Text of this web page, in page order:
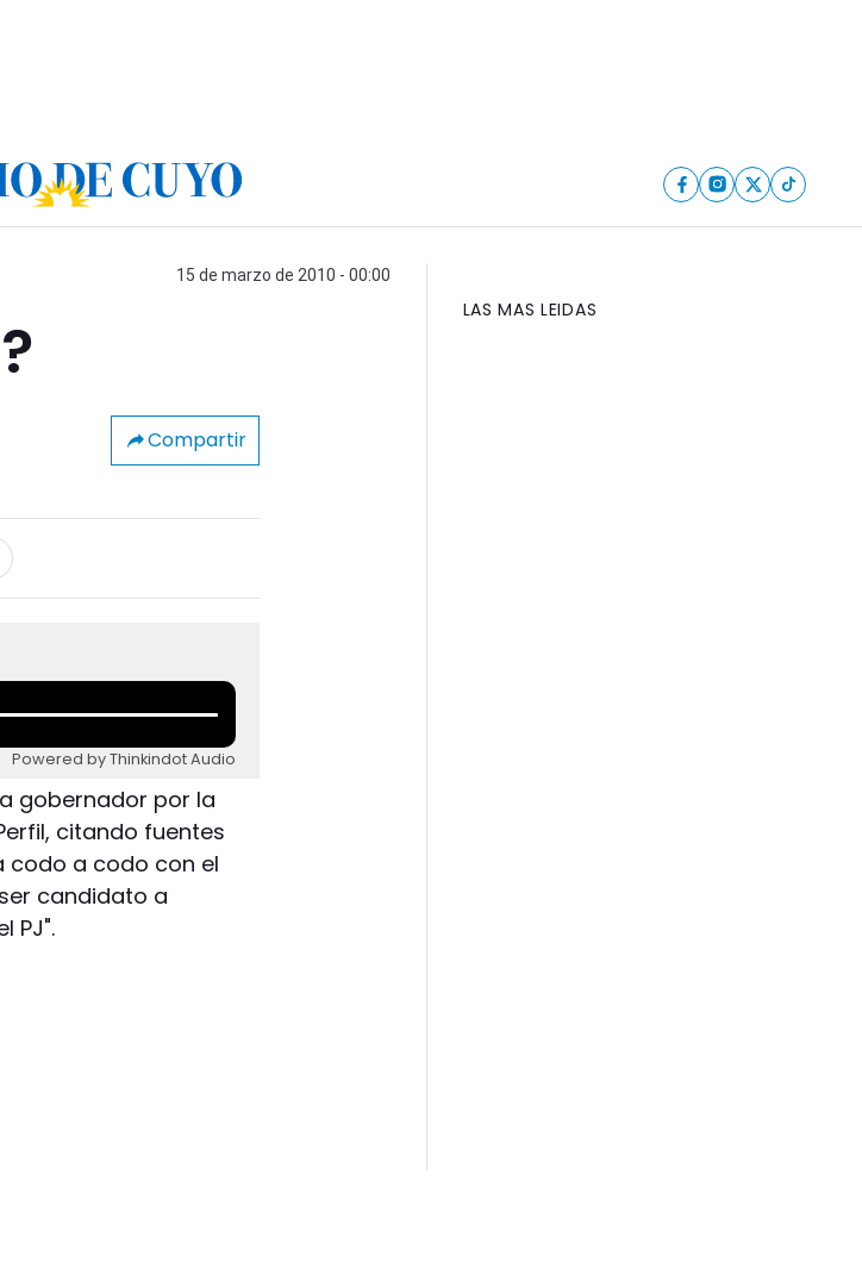
15 de marzo de 2010 - 00:00
Compartir
Powered by Thinkindot Audio
gobernador por la
citando fuentes
codo a codo con el
candidato a
PJ".
LAS MAS LEIDAS